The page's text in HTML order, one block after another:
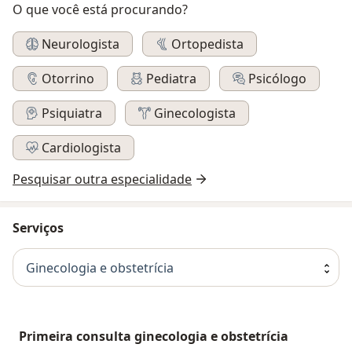
O que você está procurando?
Neurologista
Ortopedista
Otorrino
Pediatra
Psicólogo
Psiquiatra
Ginecologista
Cardiologista
Pesquisar outra especialidade
Serviços
Ginecologia e obstetrícia
Primeira consulta ginecologia e obstetrícia